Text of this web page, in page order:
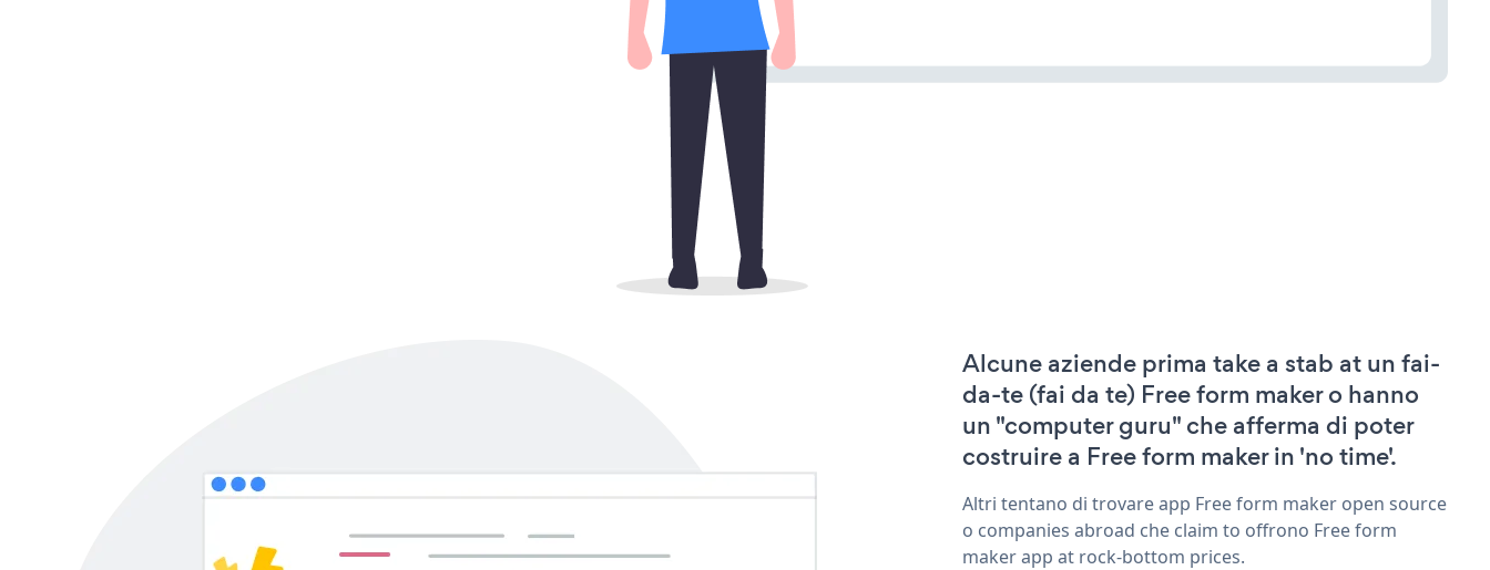
Alcune aziende prima take a stab at un fai-
da-te (fai da te) Free form maker o hanno
un "computer guru" che afferma di poter
costruire a Free form maker in 'no time'.
Altri tentano di trovare app Free form maker open source
o companies abroad che claim to offrono Free form
maker app at rock-bottom prices.